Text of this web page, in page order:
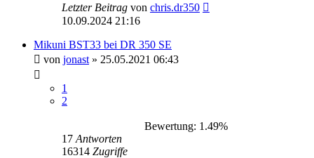
Letzter Beitrag von chris.dr350
10.09.2024 21:16
Mikuni BST33 bei DR 350 SE
von jonast » 25.05.2021 06:43
1
2
Bewertung: 1.49%
17 Antworten
16314 Zugriffe